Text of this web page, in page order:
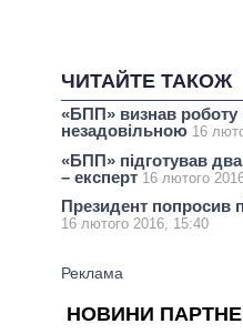
ЧИТАЙТЕ ТАКОЖ
«БПП» визнав роботу
незадовільною 16
«БПП» підготував
– експерт 16 лютого
Президент попросив
16 лютого 2016, 15:40